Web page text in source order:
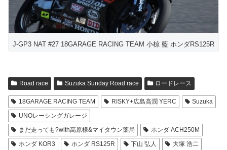
J-GP3 NAT #27 18GARAGE RACING TEAM 小椋 藍 ホンダRS125R
Road race Suzuka Sunday Road race ロードレース
18GARAGE RACING TEAM RISKY+広島高潤 YERC
Suzuka
UNOレーシングガレージ
まだ走っても?with高原様&マイタウン薬局
ホンダ ACH250M
ホンダ KOR3
ホンダ RS125R 下山 弘人
大塚 浩二